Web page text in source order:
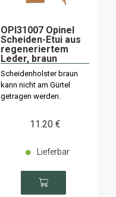
OPI31007 Opinel
Scheiden-Etui aus
regeneriertem
Leder, braun
Scheidenholster braun
kann nicht am Gürtel
getragen werden.
11.20 €
Lieferbar